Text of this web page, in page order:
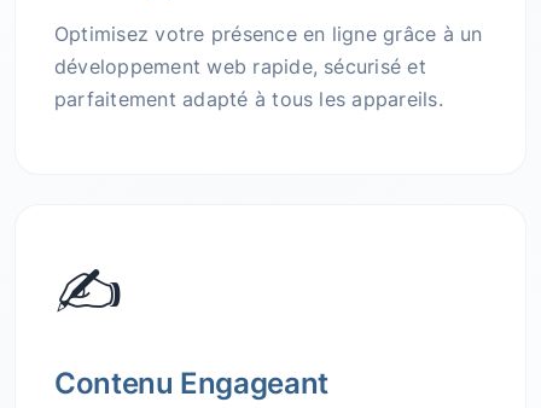
Optimisez votre présence en ligne grâce à un
développement web rapide, sécurisé et
parfaitement adapté à tous les appareils.
✍️
Contenu Engageant